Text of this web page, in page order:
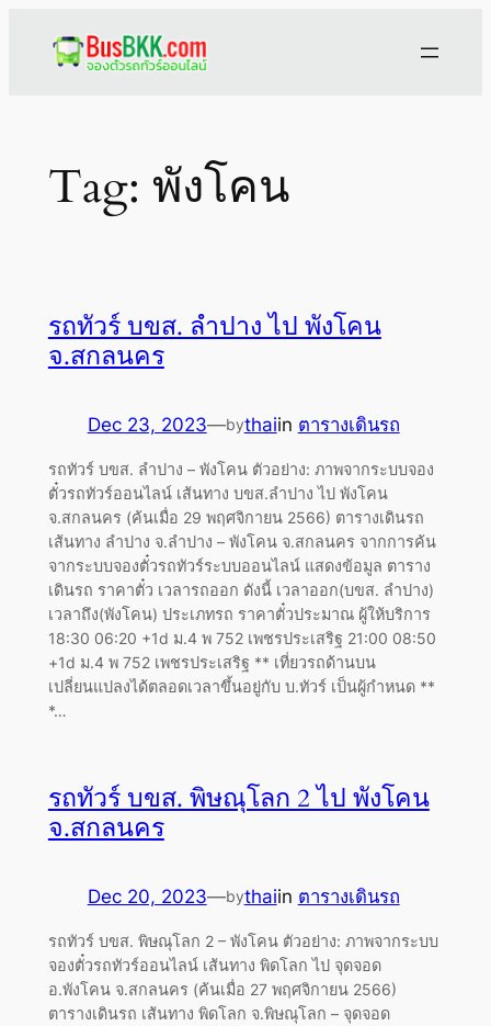
Tag: พังโคน
รถทัวร์ บขส. ลำปาง ไป พังโคน
จ.สกลนคร
Dec 23, 2023—bythaiin ตารางเดินรถ
รถทัวร์ บขส. ลำปาง – พังโคน ตัวอย่าง: ภาพจากระบบจอง
ตั๋วรถทัวร์ออนไลน์ เส้นทาง บขส.ลำปาง ไป พังโคน
จ.สกลนคร (ค้นเมื่อ 29 พฤศจิกายน 2566) ตารางเดินรถ
เส้นทาง ลำปาง จ.ลำปาง – พังโคน จ.สกลนคร จากการค้น
จากระบบจองตั๋วรถทัวร์ระบบออนไลน์ แสดงข้อมูล ตาราง
เดินรถ ราคาตั๋ว เวลารถออก ดังนี้ เวลาออก(บขส. ลำปาง)
เวลาถึง(พังโคน) ประเภทรถ ราคาตั๋วประมาณ ผู้ให้บริการ
18:30 06:20 +1d ม.4 พ 752 เพชรประเสริฐ 21:00 08:50
+1d ม.4 พ 752 เพชรประเสริฐ ** เที่ยวรถด้านบน
เปลี่ยนแปลงได้ตลอดเวลาขึ้นอยู่กับ บ.ทัวร์ เป็นผู้กำหนด **
*…
รถทัวร์ บขส. พิษณุโลก 2 ไป พังโคน
จ.สกลนคร
Dec 20, 2023—bythaiin ตารางเดินรถ
รถทัวร์ บขส. พิษณุโลก 2 – พังโคน ตัวอย่าง: ภาพจากระบบ
จองตั๋วรถทัวร์ออนไลน์ เส้นทาง พิดโลก ไป จุดจอด
อ.พังโคน จ.สกลนคร (ค้นเมื่อ 27 พฤศจิกายน 2566)
ตารางเดินรถ เส้นทาง พิดโลก จ.พิษณุโลก – จุดจอด